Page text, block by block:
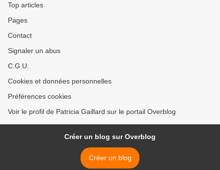
Top articles
Pages
Contact
Signaler un abus
C.G.U.
Cookies et données personnelles
Préférences cookies
Voir le profil de Patricia Gaillard sur le portail Overblog
Créer un blog sur Overblog
Créer un blog